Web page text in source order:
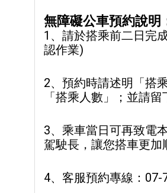
無障礙公車預約說明
1、請於搭乘前二日完
認作業)
2、預約時請述明「搭
「搭乘人數」；並請
3、乘車當日可再致電
駕駛長，讓您搭車更加
4、客服預約專線：